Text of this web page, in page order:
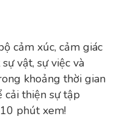
cảm xúc, cảm giác
vật, sự việc và
khoảng thời gian
cải thiện sự tập
phút xem!